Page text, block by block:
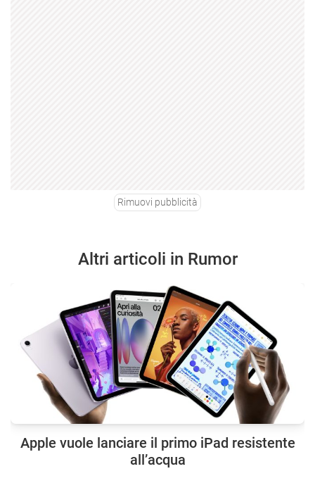
Rimuovi pubblicità
Altri articoli in Rumor
Apple vuole lanciare il primo iPad resistente
all’acqua